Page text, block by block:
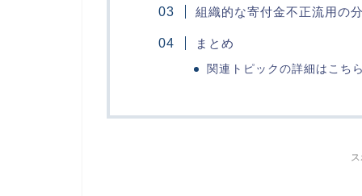
組織的な寄付金不正流用の
まとめ
関連トピックの詳細はこち